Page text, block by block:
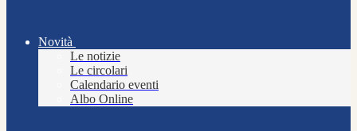
Novità
Le notizie
Le circolari
Calendario eventi
Albo Online